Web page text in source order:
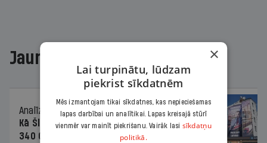
Jaunākajā žurnālā
Analīze
06.08.2026.
Kā Šlesera partija palika nesodīta par
340 000 vērtu reklāmas kampaņu
×
Lai turpinātu, lūdzam
piekrist sīkdatnēm
Mēs izmantojam tikai sīkdatnes, kas nepieciešamas
lapas darbībai un analītikai. Lapas kreisajā stūrī
vienmēr var mainīt piekrišanu. Vairāk lasi sīkdatņu
politikā.